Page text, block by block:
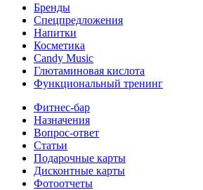
Бренды
Спецпредложения
Напитки
Косметика
Candy Music
Глютаминовая кислота
Функциональный тренинг
Фитнес-бар
Назначения
Вопрос-ответ
Статьи
Подарочные карты
Дисконтные карты
Фотоотчеты